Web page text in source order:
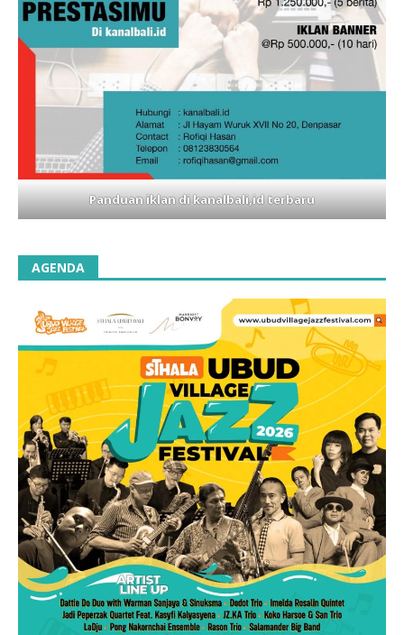
Panduan iklan di kanalbali,id terbaru
AGENDA